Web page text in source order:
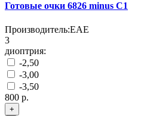
Готовые очки 6826 minus С1
Производитель:EAE
3
диоптрия:
-2,50
-3,00
-3,50
800 р.
+